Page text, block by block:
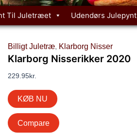
Til Juletræet Udendørs Julepynt
Billigt Juletræ, Klarborg Nisser
Klarborg Nisserikker 2020
229.95kr.
KØB NU
Compare